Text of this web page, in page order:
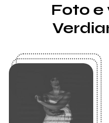
RADIOFoto e